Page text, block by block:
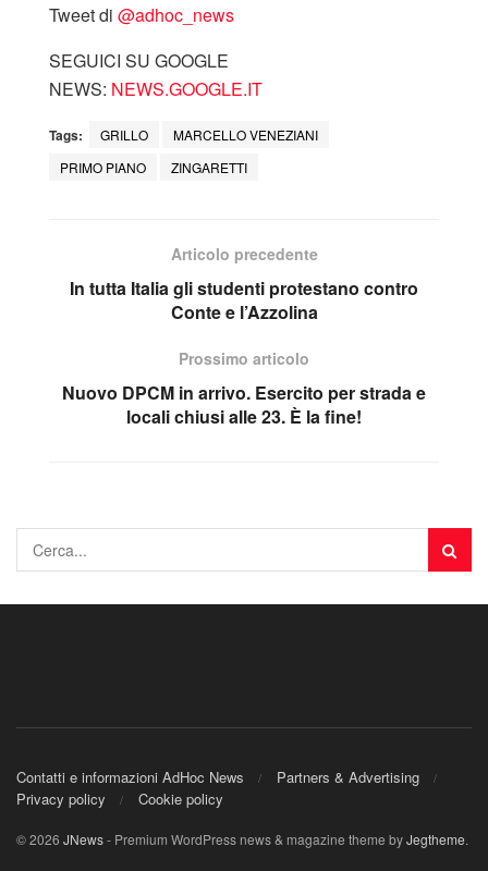
Tweet di ‎@adhoc_news
SEGUICI SU GOOGLE
NEWS: NEWS.GOOGLE.IT
Tags: GRILLO
MARCELLO VENEZIANI
PRIMO PIANO
ZINGARETTI
Articolo precedente
In tutta Italia gli studenti protestano contro
Conte e l’Azzolina
Prossimo articolo
Nuovo DPCM in arrivo. Esercito per strada e
locali chiusi alle 23. È la fine!
Contatti e informazioni AdHoc News
Partners & Advertising
Privacy policy
Cookie policy
© 2026 JNews- Premium WordPress news & magazine theme byJegtheme.